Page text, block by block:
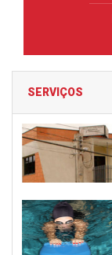
SERVIÇOS